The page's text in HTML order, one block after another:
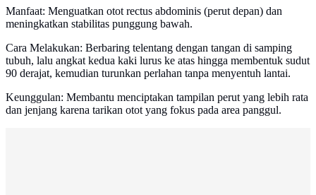
Manfaat: Menguatkan otot rectus abdominis (perut depan) dan
meningkatkan stabilitas punggung bawah.
Cara Melakukan: Berbaring telentang dengan tangan di samping
tubuh, lalu angkat kedua kaki lurus ke atas hingga membentuk sudut
90 derajat, kemudian turunkan perlahan tanpa menyentuh lantai.
Keunggulan: Membantu menciptakan tampilan perut yang lebih rata
dan jenjang karena tarikan otot yang fokus pada area panggul.